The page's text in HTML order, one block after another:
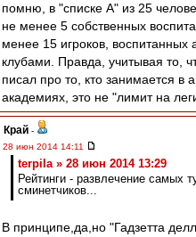
помню, в "списке А" из 25
не менее 5 собственных
менее 15 игроков, воспитанных
клубами. Правда, учитывая то,
писал про то, кто занимается в
академиях, это не "лимит на
Край -
28 июн 2014 14:11
terpila » 28 июн 2014 13:29
Рейтинги - развлечение самых
сминетчиков...
В принципе,да,но "Гадзетта